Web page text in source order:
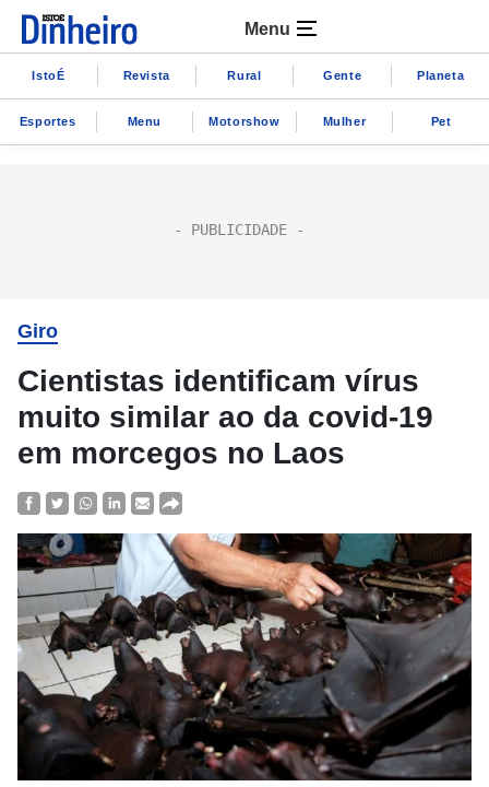
Menu
IstoÉ Revista Rural Gente Planeta
Esportes Menu Motorshow Mulher Pet
Giro
Cientistas identificam vírus
muito similar ao da covid-19
em morcegos no Laos